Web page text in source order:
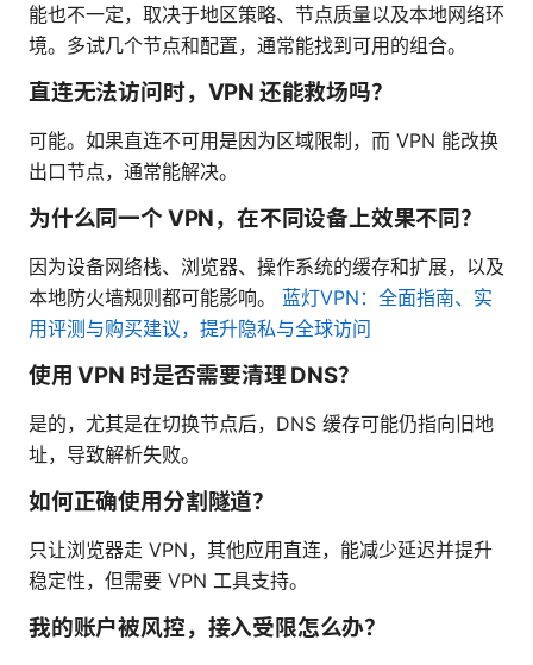
能也不一定，取决于地区策略、节点质量以及本地网络环
境。多试几个节点和配置，通常能找到可用的组合。
直连无法访问时，VPN 还能救场吗？
可能。如果直连不可用是因为区域限制，而 VPN 能改换
出口节点，通常能解决。
为什么同一个 VPN，在不同设备上效果不同？
因为设备网络栈、浏览器、操作系统的缓存和扩展，以及
本地防火墙规则都可能影响。 蓝灯VPN：全面指南、实
用评测与购买建议，提升隐私与全球访问
使用 VPN 时是否需要清理 DNS？
是的，尤其是在切换节点后，DNS 缓存可能仍指向旧地
址，导致解析失败。
如何正确使用分割隧道？
只让浏览器走 VPN，其他应用直连，能减少延迟并提升
稳定性，但需要 VPN 工具支持。
我的账户被风控，接入受限怎么办？